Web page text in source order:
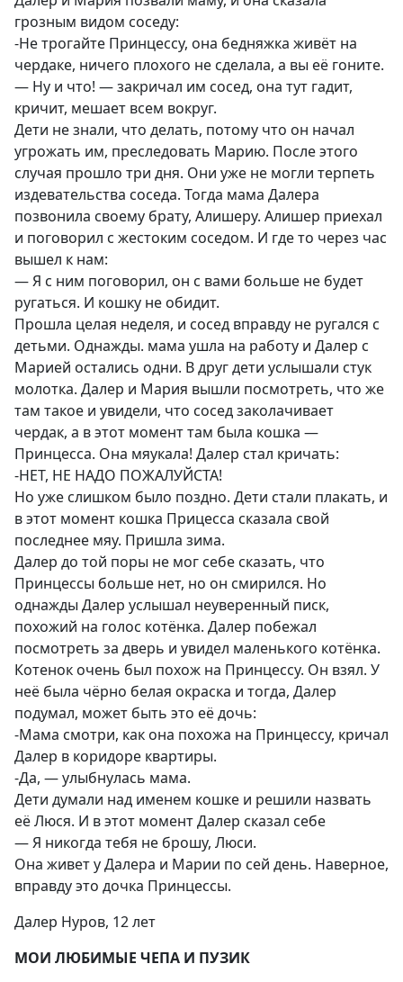
грозным видом соседу:
-Не трогайте Принцессу, она бедняжка живёт на
чердаке, ничего плохого не сделала, а вы её гоните.
— Ну и что! — закричал им сосед, она тут гадит,
кричит, мешает всем вокруг.
Дети не знали, что делать, потому что он начал
угрожать им, преследовать Марию. После этого
случая прошло три дня. Они уже не могли терпеть
издевательства соседа. Тогда мама Далера
позвонила своему брату, Алишеру. Алишер приехал
и поговорил с жестоким соседом. И где то через час
вышел к нам:
— Я с ним поговорил, он с вами больше не будет
ругаться. И кошку не обидит.
Прошла целая неделя, и сосед вправду не ругался с
детьми. Однажды. мама ушла на работу и Далер с
Марией остались одни. В друг дети услышали стук
молотка. Далер и Мария вышли посмотреть, что же
там такое и увидели, что сосед заколачивает
чердак, а в этот момент там была кошка —
Принцесса. Она мяукала! Далер стал кричать:
-НЕТ, НЕ НАДО ПОЖАЛУЙСТА!
Но уже слишком было поздно. Дети стали плакать, и
в этот момент кошка Прицесса сказала свой
последнее мяу. Пришла зима.
Далер до той поры не мог себе сказать, что
Принцессы больше нет, но он смирился. Но
однажды Далер услышал неуверенный писк,
похожий на голос котёнка. Далер побежал
посмотреть за дверь и увидел маленького котёнка.
Котенок очень был похож на Принцессу. Он взял. У
неё была чёрно белая окраска и тогда, Далер
подумал, может быть это её дочь:
-Мама смотри, как она похожа на Принцессу, кричал
Далер в коридоре квартиры.
-Да, — улыбнулась мама.
Дети думали над именем кошке и решили назвать
её Люся. И в этот момент Далер сказал себе
— Я никогда тебя не брошу, Люси.
Она живет у Далера и Марии по сей день. Наверное,
вправду это дочка Принцессы.
Далер Нуров, 12 лет
МОИ ЛЮБИМЫЕ ЧЕПА И ПУЗИК